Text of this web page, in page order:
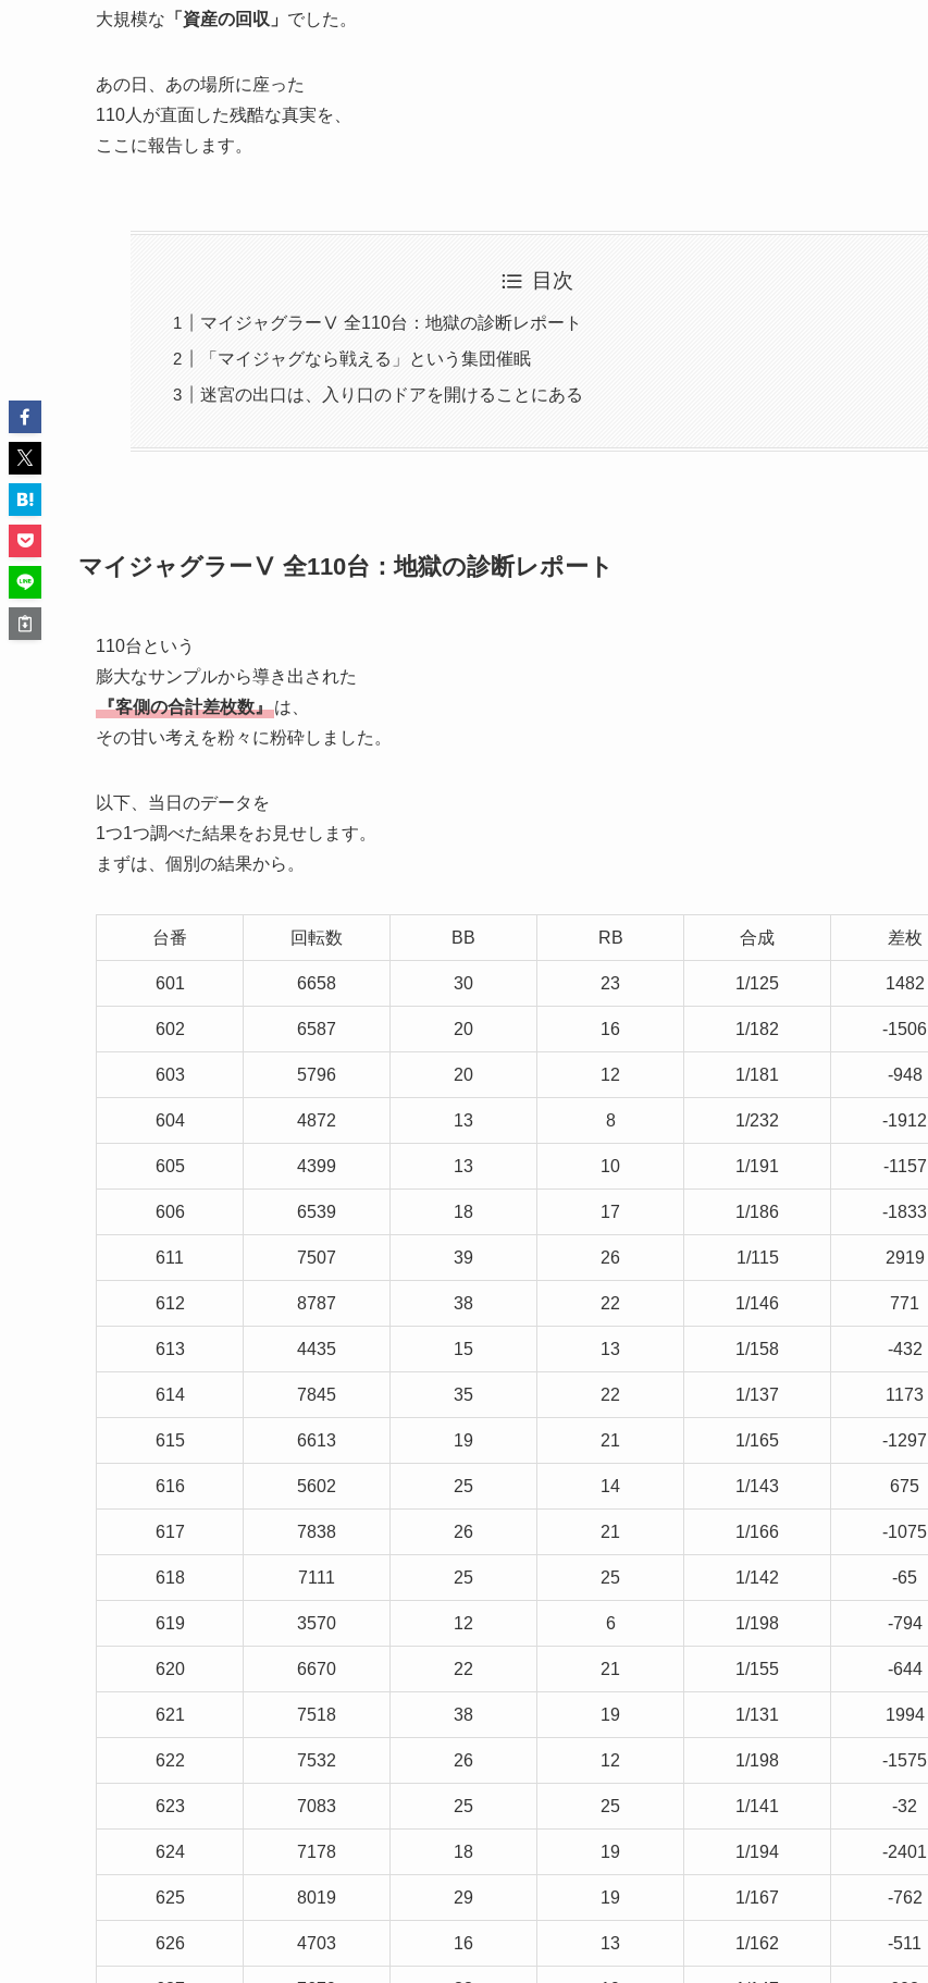
大規模な 「資産の回収」 でした。
あの日、あの場所に座った
110人が直面した残酷な真実を、
ここに報告します。
目次
マイジャグラーⅤ 全110台：地獄の診断レポート
「マイジャグなら戦える」という集団催眠
迷宮の出口は、入り口のドアを開けることにある
マイジャグラーⅤ 全110台：地獄の診断レポート
110台という
膨大なサンプルから導き出された
『客側の合計差枚数』は、
その甘い考えを粉々に粉砕しました。
以下、当日のデータを
1つ1つ調べた結果をお見せします。
まずは、個別の結果から。
台番 回転数 BB RB 合成 差枚
601 6658 30 23 1/125 1482
602 6587 20 16 1/182 -1506
603 5796 20 12 1/181 -948
604 4872 13 8 1/232 -1912
605 4399 13 10 1/191 -1157
606 6539 18 17 1/186 -1833
611 7507 39 26 1/115 2919
612 8787 38 22 1/146 771
613 4435 15 13 1/158 -432
614 7845 35 22 1/137 1173
615 6613 19 21 1/165 -1297
616 5602 25 14 1/143 675
617 7838 26 21 1/166 -1075
618 7111 25 25 1/142 -65
619 3570 12 6 1/198 -794
620 6670 22 21 1/155 -644
621 7518 38 19 1/131 1994
622 7532 26 12 1/198 -1575
623 7083 25 25 1/141 -32
624 7178 18 19 1/194 -2401
625 8019 29 19 1/167 -762
626 4703 16 13 1/162 -511